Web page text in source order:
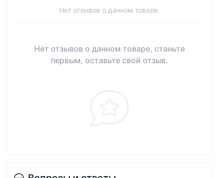
Нет отзывов о данном товаре.
Нет отзывов о данном товаре, станьте
первым, оставьте свой отзыв.